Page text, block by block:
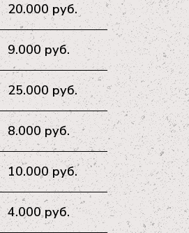
20.000 руб.
9.000 руб.
25.000 руб.
8.000 руб.
10.000 руб.
4.000 руб.